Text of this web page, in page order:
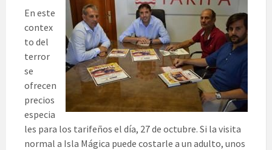
En este
contex
to del
terror
se
ofrecen
precios
especia
les para los tarifeños el día, 27 de octubre. Si la visita
normal a Isla Mágica puede costarle a un adulto, unos